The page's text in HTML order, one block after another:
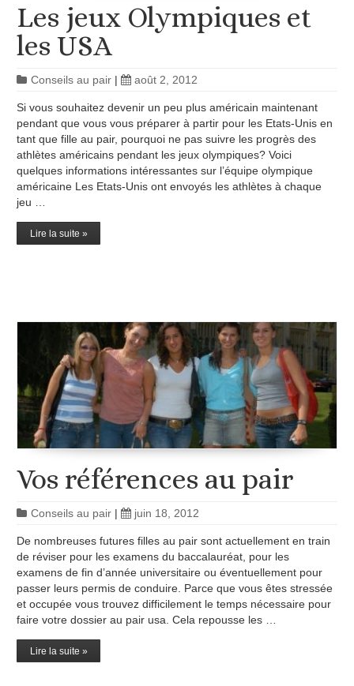
Les jeux Olympiques et
les USA
Conseils au pair | août 2, 2012
Si vous souhaitez devenir un peu plus américain maintenant
pendant que vous vous préparer à partir pour les Etats-Unis en
tant que fille au pair, pourquoi ne pas suivre les progrès des
athlètes américains pendant les jeux olympiques? Voici
quelques informations intéressantes sur l’équipe olympique
américaine Les Etats-Unis ont envoyés les athlètes à chaque
jeu …
Lire la suite »
Vos références au pair
Conseils au pair | juin 18, 2012
De nombreuses futures filles au pair sont actuellement en train
de réviser pour les examens du baccalauréat, pour les
examens de fin d’année universitaire ou éventuellement pour
passer leurs permis de conduire. Parce que vous êtes stressée
et occupée vous trouvez difficilement le temps nécessaire pour
faire votre dossier au pair usa. Cela repousse les …
Lire la suite »